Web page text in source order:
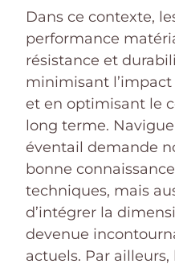
Dans ce contexte,
performance
résistance et
minimisant
et en optimisant le
long terme.
éventail demande
bonne
techniques, mais
d’intégrer la
devenue
actuels. Par